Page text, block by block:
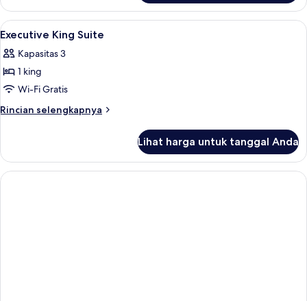
Executive
Room
Lihat
semua
foto
untuk
Executive
King
Selimut bulu angsa, brankas, meja
9
Executive King Suite
Kapasitas 3
1 king
Wi-Fi Gratis
Rincian selengkapnya
Rincian
Executive
King
Suite
Lihat harga untuk tanggal Anda